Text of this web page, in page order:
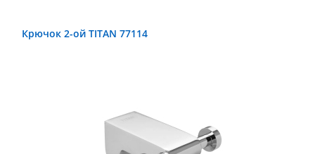
Крючок 2-ой TITAN 77114